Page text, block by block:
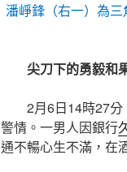
潘崢鋒（右一）為
尖刀下的勇毅和
2月6日14時27
警情。一男人因銀行
通不暢心生不滿，在